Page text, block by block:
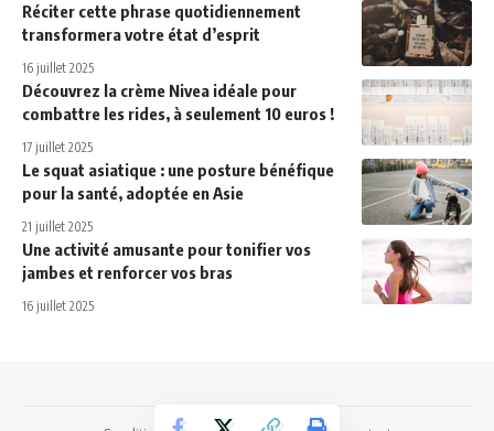
Réciter cette phrase quotidiennement
transformera votre état d’esprit
16 juillet 2025
Découvrez la crème Nivea idéale pour
combattre les rides, à seulement 10 euros !
17 juillet 2025
Le squat asiatique : une posture bénéfique
pour la santé, adoptée en Asie
21 juillet 2025
Une activité amusante pour tonifier vos
jambes et renforcer vos bras
16 juillet 2025